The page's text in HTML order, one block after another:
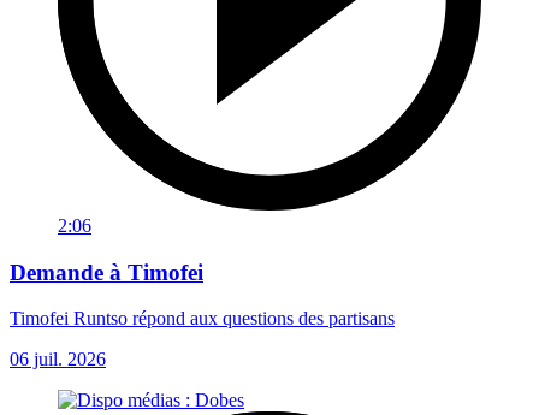
2:06
Demande à Timofei
Timofei Runtso répond aux questions des partisans
06 juil. 2026